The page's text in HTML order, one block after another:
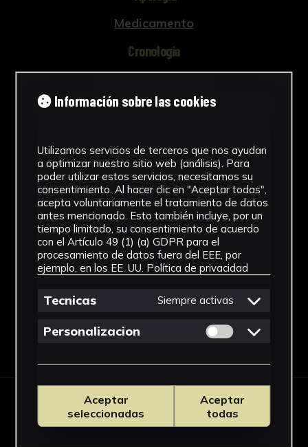
Medicamento
Cronología
Materiales
Ubicación
Facultad de Farmacia
Dimensiones
9 x 3 x 3 cm.
Ver más
IMÁGENES
Información sobre las cookies
Utilizamos servicios de terceros que nos ayudan
a optimizar nuestro sitio web (análisis). Para
poder utilizar estos servicios, necesitamos su
consentimiento. Al hacer clic en "Aceptar todas",
acepta voluntariamente el tratamiento de datos
antes mencionado. Esto también incluye, por un
tiempo limitado, su consentimiento de acuerdo
con el Artículo 49 (1) (a) GDPR para el
procesamiento de datos fuera del EEE, por
ejemplo, en los EE. UU. Política de privacidad
Tecnicas Siempre activas
Personalizacion Permitir cookies
Aceptar
seleccionadas
Aceptar
todas